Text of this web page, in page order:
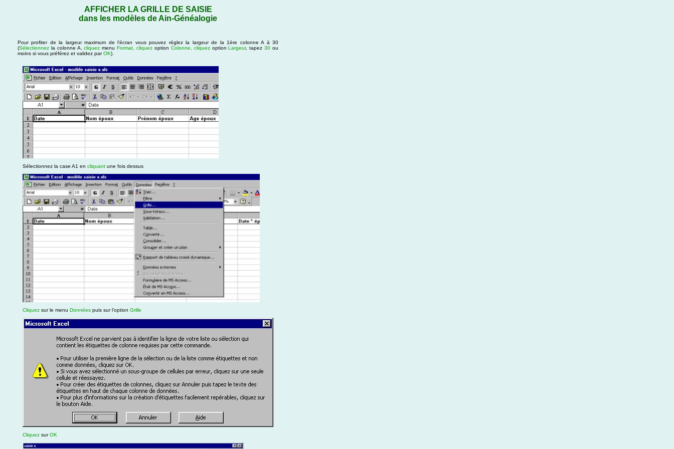
AFFICHER LA GRILLE DE SAISIE
dans les modèles de Ain-Généalogie
Pour profiter de la largeur maximum de l'écran vous pouvez réglez la largeur de la 1ère colonne A à 30
(Sélectionnez la colonne A,cliquez menuFormat, cliquez option Colonne, cliquezoptionLargeur, tapez30 ou
moins si vous préférez et validez parOK).
Sélectionnez la case A1 en cliquant une fois dessus
Cliquez sur le menu Données puis sur l'option Grille
Cliquez surOK